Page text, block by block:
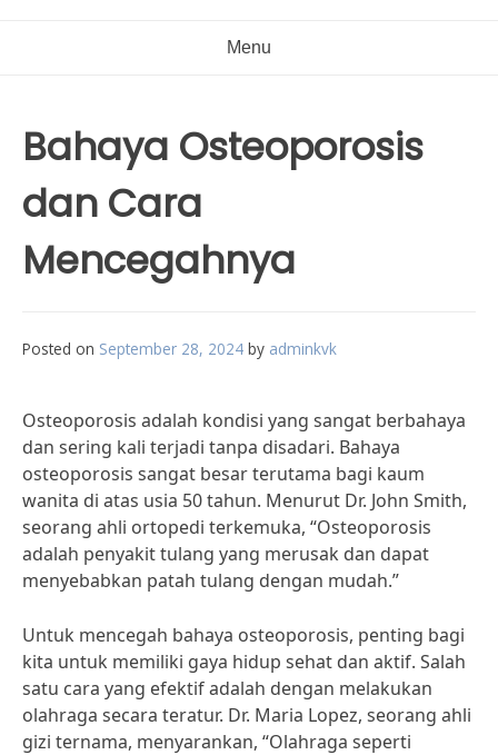
Menu
Bahaya Osteoporosis
dan Cara
Mencegahnya
Posted on September 28, 2024 by adminkvk
Osteoporosis adalah kondisi yang sangat berbahaya
dan sering kali terjadi tanpa disadari. Bahaya
osteoporosis sangat besar terutama bagi kaum
wanita di atas usia 50 tahun. Menurut Dr. John Smith,
seorang ahli ortopedi terkemuka, “Osteoporosis
adalah penyakit tulang yang merusak dan dapat
menyebabkan patah tulang dengan mudah.”
Untuk mencegah bahaya osteoporosis, penting bagi
kita untuk memiliki gaya hidup sehat dan aktif. Salah
satu cara yang efektif adalah dengan melakukan
olahraga secara teratur. Dr. Maria Lopez, seorang ahli
gizi ternama, menyarankan, “Olahraga seperti